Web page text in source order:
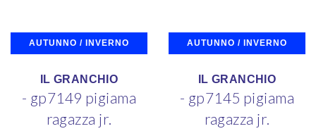
AUTUNNO / INVERNO
IL GRANCHIO
- gp7149 pigiama
ragazza jr.
AUTUNNO / INVERNO
IL GRANCHIO
- gp7145 pigiama
ragazza jr.